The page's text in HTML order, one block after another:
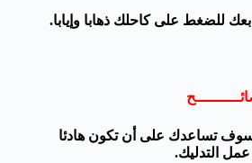
على كاحلك ذهابا وإيابا.
تساعدك على أن تكون هادئا
عمل التدليك.